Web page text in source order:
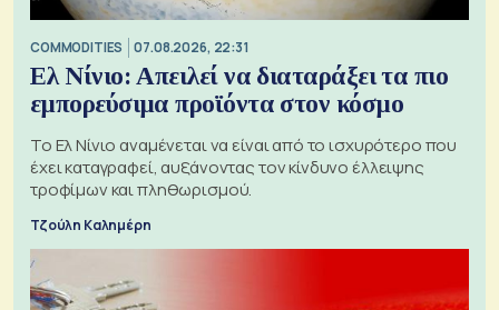
COMMODITIES 07.08.2026, 22:31
Ελ Νίνιο: Απειλεί να διαταράξει τα πιο
εμπορεύσιμα προϊόντα στον κόσμο
Το Ελ Νίνιο αναμένεται να είναι από το ισχυρότερο που
έχει καταγραφεί, αυξάνοντας τον κίνδυνο έλλειψης
τροφίμων και πληθωρισμού.
Τζούλη Καλημέρη